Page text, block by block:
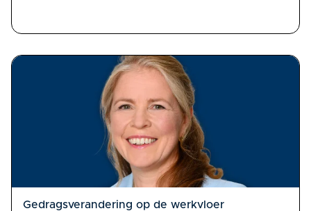
Gedragsverandering op de werkvloer